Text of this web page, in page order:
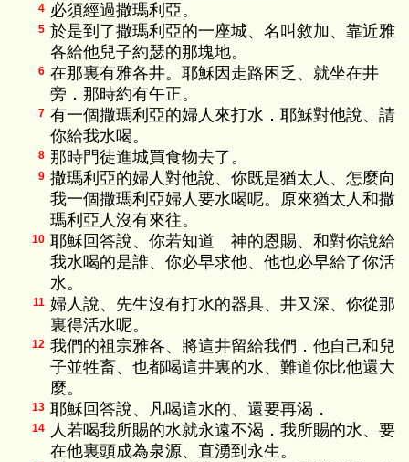
4 必須經過撒瑪利亞。
5 於是到了撒瑪利亞的一座城、名叫敘加、靠近雅
各給他兒子約瑟的那塊地。
6 在那裏有雅各井。耶穌因走路困乏、就坐在井
旁．那時約有午正。
7 有一個撒瑪利亞的婦人來打水．耶穌對他說、請
你給我水喝。
8 那時門徒進城買食物去了。
9 撒瑪利亞的婦人對他說、你既是猶太人、怎麼向
我一個撒瑪利亞婦人要水喝呢。原來猶太人和撒
瑪利亞人沒有來往。
10 耶穌回答說、你若知道 神的恩賜、和對你說給
我水喝的是誰、你必早求他、他也必早給了你活
水。
11 婦人說、先生沒有打水的器具、井又深、你從那
裏得活水呢。
12 我們的祖宗雅各、將這井留給我們．他自己和兒
子並牲畜、也都喝這井裏的水、難道你比他還大
麼。
13 耶穌回答說、凡喝這水的、還要再渴．
14
人若喝我所賜的水就永遠不渴．我所賜的水、要
在他裏頭成為泉源、直湧到永生。